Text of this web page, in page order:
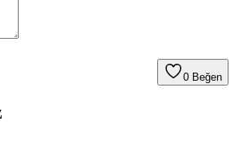
0 Beğen